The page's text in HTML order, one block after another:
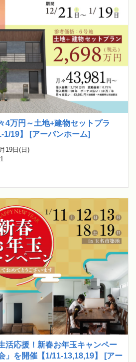
4万円～土地+建物セットプラ
1/19】 [アーバンホーム]
19日(日)
活応援！新春お年玉キャンペー
」を開催【1/11-13,18,19】 [アー